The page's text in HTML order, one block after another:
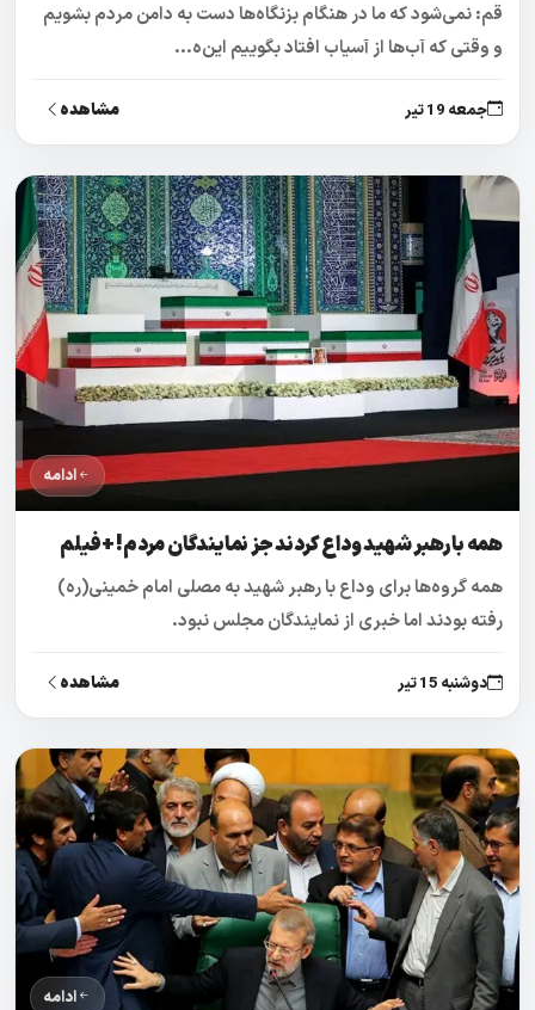
قم: نمی‌شود که ما در هنگام بزنگاه‌ها دست به دامن مردم بشویم
و وقتی که آب‌ها از آسیاب افتاد بگوییم این‌ه...
جمعه 19 تیر مشاهده
ادامه
همه با رهبر شهید وداع کردند جز نمایندگان مردم! +فیلم
همه گروه‌ها برای وداع با رهبر شهید به مصلی امام خمینی(ره)
رفته بودند اما خبری از نمایندگان مجلس نبود.
دوشنبه 15 تیر مشاهده
ادامه